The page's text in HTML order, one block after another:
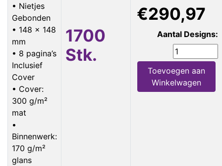
• Nietjes
Gebonden
• 148 x 148
mm
• 8 pagina’s
Inclusief
Cover
• Cover:
300 g/m²
mat
•
Binnenwerk:
170 g/m²
glans
1700
Stk.
€290,97
Aantal Designs:
Toevoegen aan
Winkelwagen